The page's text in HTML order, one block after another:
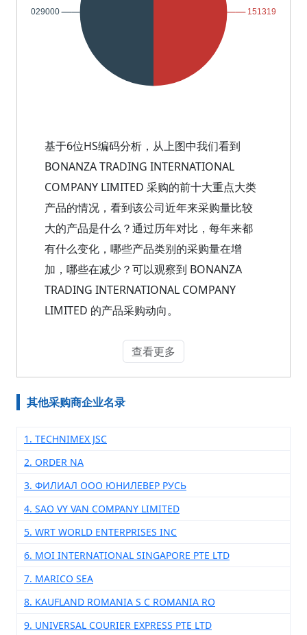
基于6位HS编码分析，从上图中我们看到
BONANZA TRADING INTERNATIONAL
COMPANY LIMITED 采购的前十大重点大类
产品的情况，看到该公司近年来采购量比较
大的产品是什么？通过历年对比，每年来都
有什么变化，哪些产品类别的采购量在增
加，哪些在减少？可以观察到 BONANZA
TRADING INTERNATIONAL COMPANY
LIMITED 的产品采购动向。
查看更多
其他采购商企业名录
1. TECHNIMEX JSC
2. ORDER NA
3. ФИЛИАЛ ООО ЮНИЛЕВЕР РУСЬ
4. SAO VY VAN COMPANY LIMITED
5. WRT WORLD ENTERPRISES INC
6. MOI INTERNATIONAL SINGAPORE PTE LTD
7. MARICO SEA
8. KAUFLAND ROMANIA S C ROMANIA RO
9. UNIVERSAL COURIER EXPRESS PTE LTD